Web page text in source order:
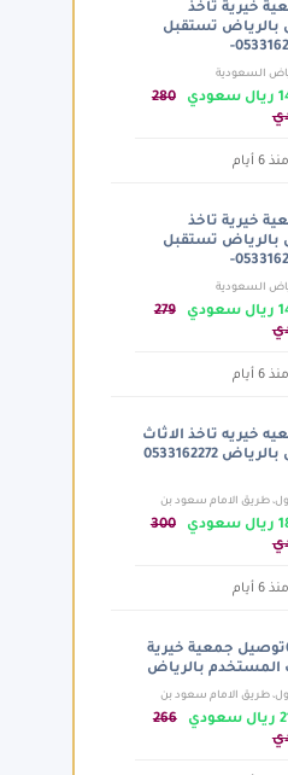
خيرية تاخذ
بالرياض تستقبل
280
أيام
خيرية تاخذ
بالرياض تستقبل
279
أيام
خيريه تاخذ الاثاث
المستعمل بالرياض 0533162272
طريق الامام سعود بن
بن محمد الفرعي، الرياض
السعودية
300
أيام
0533162272توصيل جمعية خيرية
المستخدم بالرياض
طريق الامام سعود بن
بن محمد الفرعي، الرياض
السعودية
266